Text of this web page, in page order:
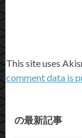
This site uses
comment data is
の最新記事